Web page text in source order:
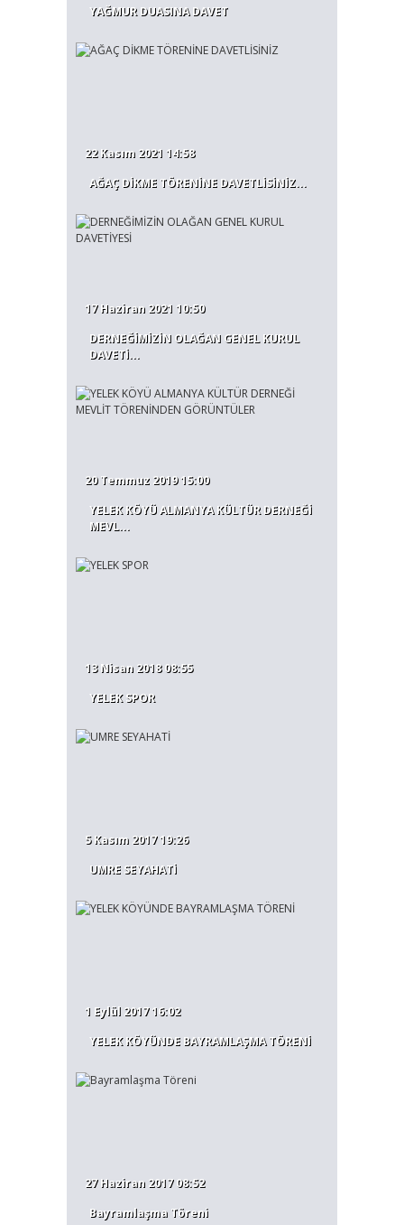
YAĞMUR DUASINA DAVET
22 Kasım 2021 14:58
AĞAÇ DİKME TÖRENİNE DAVETLİSİNİZ...
17 Haziran 2021 10:50
DERNEĞİMİZİN OLAĞAN GENEL KURUL
DAVETİ...
20 Temmuz 2019 15:00
YELEK KÖYÜ ALMANYA KÜLTÜR DERNEĞİ
MEVL...
13 Nisan 2018 08:55
YELEK SPOR
5 Kasım 2017 19:26
UMRE SEYAHATİ
1 Eylül 2017 16:02
YELEK KÖYÜNDE BAYRAMLAŞMA TÖRENİ
27 Haziran 2017 08:52
Bayramlaşma Töreni